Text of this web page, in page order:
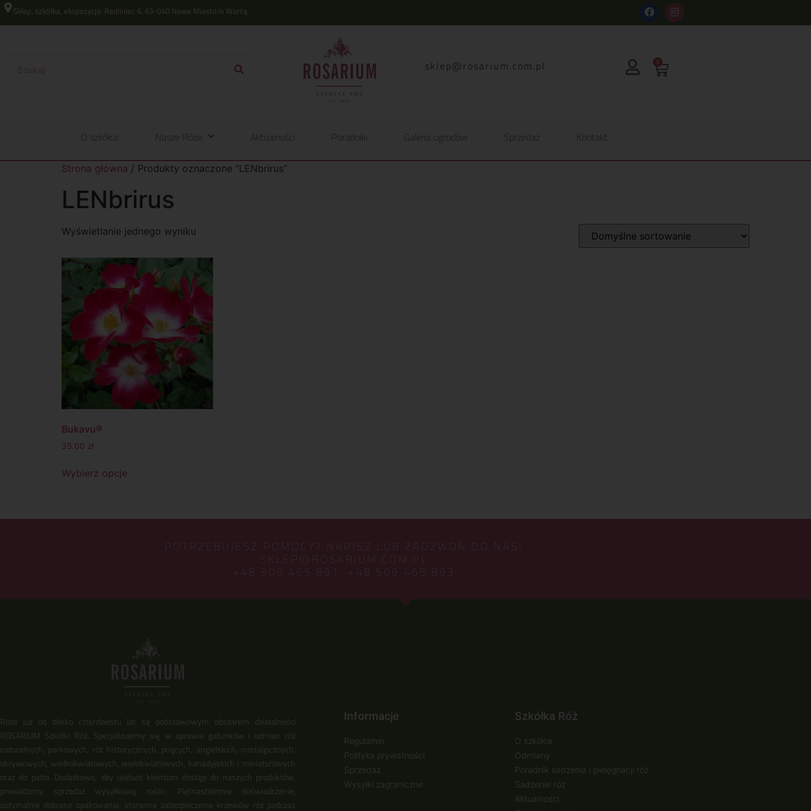
Sklep, szkółka, ekspozycja: Radliniec 6, 63-040 Nowe Miasto/n Wartą
lp.moc.muirasor@pelks 0
O szkółce Nasze Róże Aktualności Poradniki Galeria ogrodów Sprzedaż Kontakt
Strona główna / Produkty oznaczone “LENbrirus”
LENbrirus
Wyświetlanie jednego wyniku
Bukavu®
35.00 zł
Wybierz opcje
POTRZEBUJESZ POMOCY? NAPISZ LUB ZADZWOŃ DO NAS!
SKLEP@ROSARIUM.COM.PL
+48 509 465 891, +48 509 465 893
Róże już od blisko czterdziestu lat są podstawowym obszarem działalności
ROSARIUM Szkółki Róż. Specjalizujemy się w uprawie gatunków i odmian róż
naturalnych, parkowych, róż historycznych, pnących, angielskich, nostalgicznych,
okrywowych, wielkokwiatowych, wielokwiatowych, kanadyjskich i miniaturowych
oraz do patio. Dodatkowo, aby ułatwić klientom dostęp do naszych produktów,
prowadzimy sprzedaż wysyłkową roślin. Piętnastoletnie doświadczenie,
optymalnie dobrane opakowania, staranne zabezpieczenie krzewów róż podczas
Informacje
Regulamin
Polityka prywatności
Sprzedaż
Wysyłki zagraniczne
Szkółka Róż
O szkółce
Odmiany
Poradnik sadzenia i pielęgnacji róż
Sadzenie róż
Aktualności